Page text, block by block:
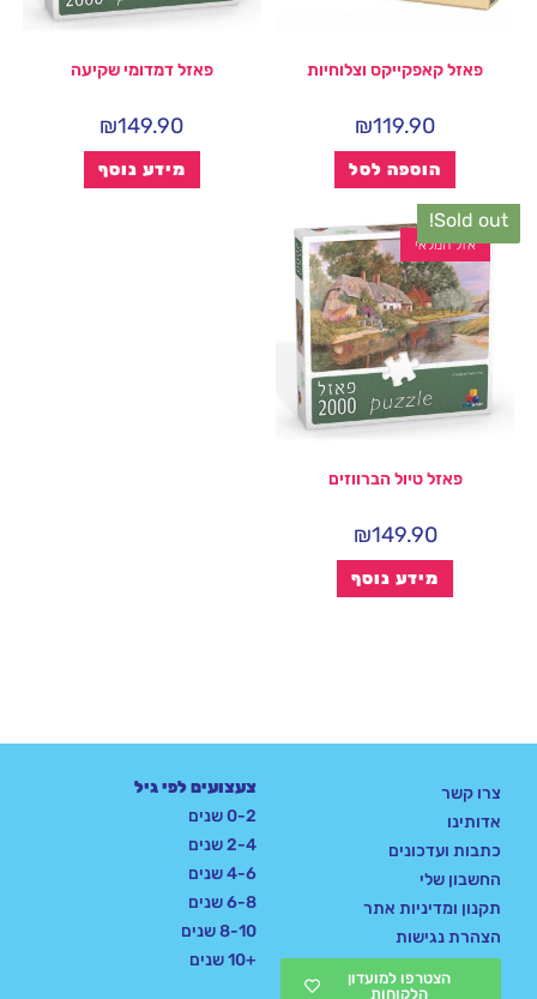
פאזל קאפקייקס וצלוחיות
₪119.90
הוספה לסל
פאזל דמדומי שקיעה
₪149.90
מידע נוסף
Sold out!
אזל המלאי
פאזל טיול הברווזים
₪149.90
מידע נוסף
צרו קשר
אדותינו
כתבות ועדכונים
החשבון שלי
תקנון ומדיניות אתר
הצהרת נגישות
הצטרפו למועדון
הלקוחות
צעצועים לפי גיל
0-2 שנים
2-4 שנים
4-6 שנים
6-8 שנים
8-10 שנים
+10 שנים